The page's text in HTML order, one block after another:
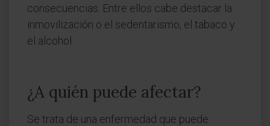
consecuencias. Entre ellos cabe destacar la
inmovilización o el sedentarismo, el tabaco y
el alcohol.
¿A quién puede afectar?
Se trata de una enfermedad que puede